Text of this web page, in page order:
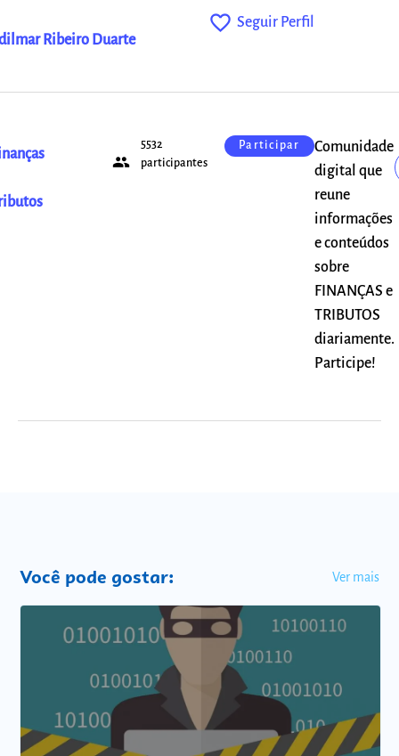
Ribeiro Duarte
favorite_outline Seguir Perfil
people
5532
participantes
Participar
Comunidade
digital que
reune
informações
e conteúdos
sobre
FINANÇAS e
TRIBUTOS
diariamente.
Participe!
Você pode gostar: Ver mais